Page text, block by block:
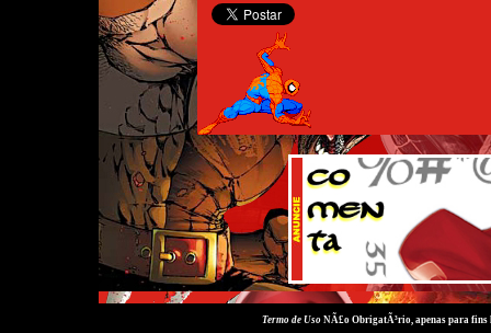
Termo de UsoNÃ£o ObrigatÃ³rio, apenas para